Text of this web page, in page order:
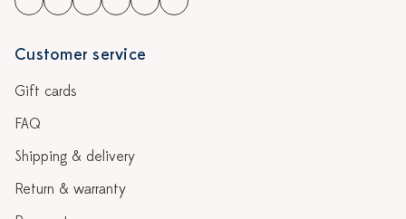
Customer service
Gift cards
FAQ
Shipping & delivery
Return & warranty